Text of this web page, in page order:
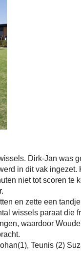
Dirk-Jan was
in dit vak
niet tot scoren te
en zette een
wissels paraat die
waardoor
Teunis (2)